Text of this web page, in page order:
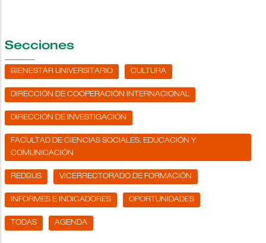
Secciones
BIENESTAR UNIVERSITARIO CULTURA
DIRECCIÓN DE COOPERACIÓN INTERNACIONAL
DIRECCIÓN DE INVESTIGACIÓN
FACULTAD DE CIENCIAS SOCIALES, EDUCACIÓN Y
COMUNICACIÓN
REDBUS VICERRECTORADO DE FORMACIÓN
INFORMES E INDICADORES OPORTUNIDADES
TODAS AGENDA